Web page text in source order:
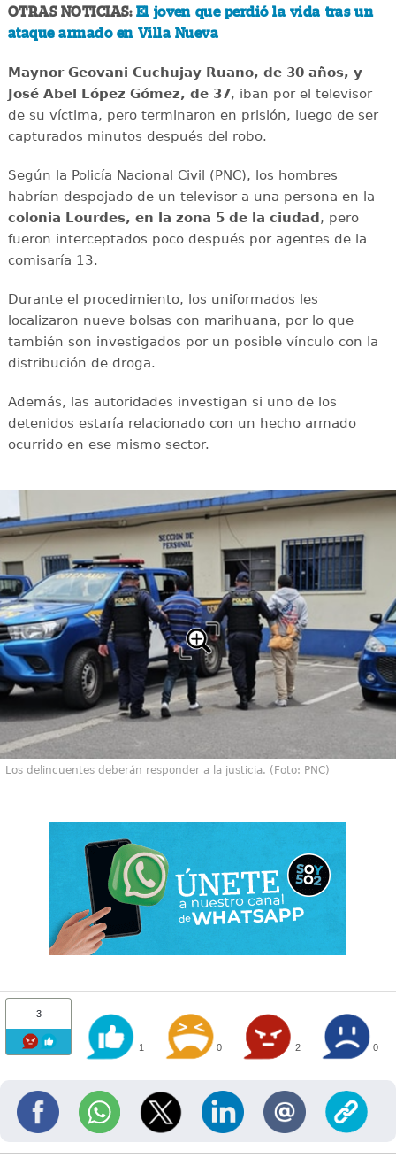
OTRAS NOTICIAS: El joven que perdió la vida tras un
ataque armado en Villa Nueva
Maynor Geovani Cuchujay Ruano, de 30 años, y
José Abel López Gómez, de 37, iban por el televisor
de su víctima, pero terminaron en prisión, luego de ser
capturados minutos después del robo.
Según la Policía Nacional Civil (PNC), los hombres
habrían despojado de un televisor a una persona en la
colonia Lourdes, en la zona 5 de la ciudad, pero
fueron interceptados poco después por agentes de la
comisaría 13.
Durante el procedimiento, los uniformados les
localizaron nueve bolsas con marihuana, por lo que
también son investigados por un posible vínculo con la
distribución de droga.
Además, las autoridades investigan si uno de los
detenidos estaría relacionado con un hecho armado
ocurrido en ese mismo sector.
Los delincuentes deberán responder a la justicia. (Foto: PNC)
3
1 0 2 0